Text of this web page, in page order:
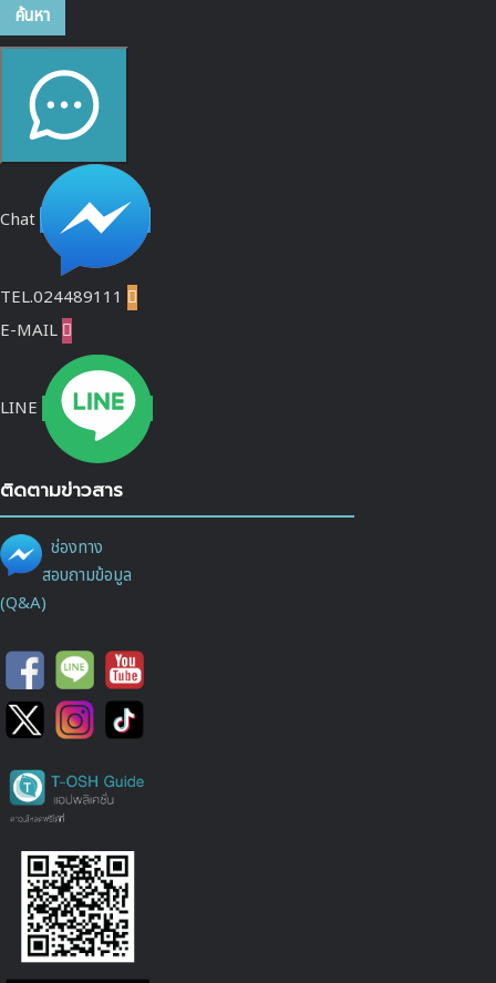
ค้นหา
Chat
TEL.024489111 
E-MAIL 
LINE
ติดตามข่าวสาร
ช่องทาง
สอบถามข้อมูล
(Q&A)